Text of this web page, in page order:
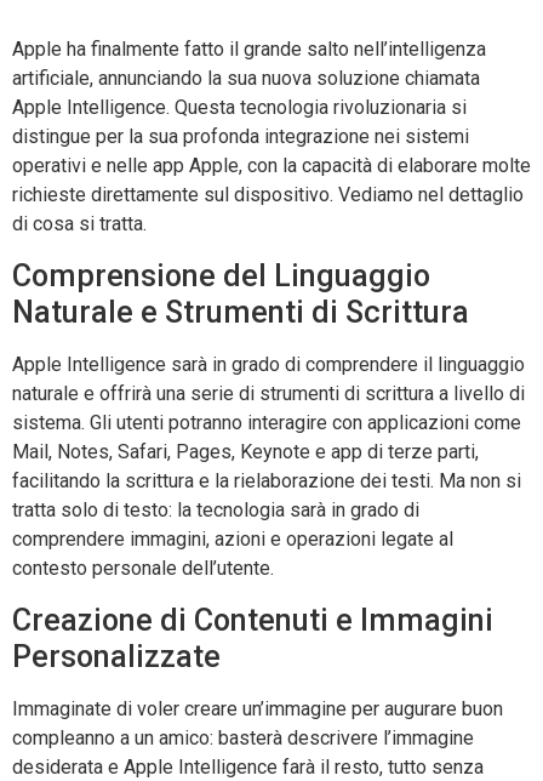
Apple ha finalmente fatto il grande salto nell’intelligenza
artificiale, annunciando la sua nuova soluzione chiamata
Apple Intelligence. Questa tecnologia rivoluzionaria si
distingue per la sua profonda integrazione nei sistemi
operativi e nelle app Apple, con la capacità di elaborare molte
richieste direttamente sul dispositivo. Vediamo nel dettaglio
di cosa si tratta.
Comprensione del Linguaggio
Naturale e Strumenti di Scrittura
Apple Intelligence sarà in grado di comprendere il linguaggio
naturale e offrirà una serie di strumenti di scrittura a livello di
sistema. Gli utenti potranno interagire con applicazioni come
Mail, Notes, Safari, Pages, Keynote e app di terze parti,
facilitando la scrittura e la rielaborazione dei testi. Ma non si
tratta solo di testo: la tecnologia sarà in grado di
comprendere immagini, azioni e operazioni legate al
contesto personale dell’utente.
Creazione di Contenuti e Immagini
Personalizzate
Immaginate di voler creare un’immagine per augurare buon
compleanno a un amico: basterà descrivere l’immagine
desiderata e Apple Intelligence farà il resto, tutto senza